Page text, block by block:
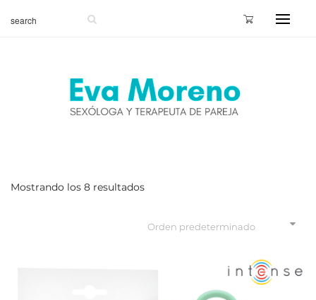
Mostrando los 8 resultados